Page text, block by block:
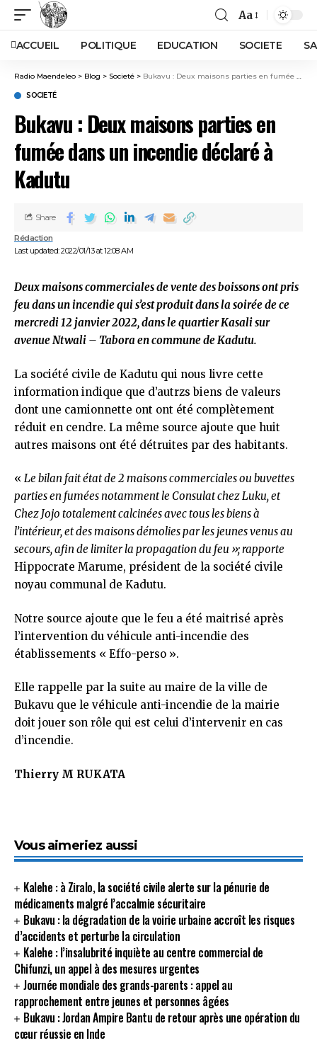
Aa
ACCUEIL POLITIQUE EDUCATION SOCIETE
Radio Maendeleo > Blog > Societé > Bukavu : Deux maisons parties en fumée dans un incendie déclaré à Kadutu
SOCIETÉ
Bukavu : Deux maisons parties en
fumée dans un incendie déclaré à
Kadutu
Last updated: 2022/01/13 at 12:08 AM
Rédaction
Share
Deux maisons commerciales de vente des boissons ont pris
feu dans un incendie qui s’est produit dans la soirée de ce
mercredi 12 janvier 2022, dans le quartier Kasali sur
avenue Ntwali – Tabora en commune de Kadutu.
La société civile de Kadutu qui nous livre cette
information indique que d’autrzs biens de valeurs
dont une camionnette ont ont été complètement
réduit en cendre. La même source ajoute que huit
autres maisons ont été détruites par des habitants.
« Le bilan fait état de 2 maisons commerciales ou buvettes
parties en fumées notamment le Consulat chez Luku, et
Chez Jojo totalement calcinées avec tous les biens à
l’intérieur, et des maisons démolies par les jeunes venus au
secours, afin de limiter la propagation du feu »; rapporte
Hippocrate Marume, président de la société civile
noyau communal de Kadutu.
Notre source ajoute que le feu a été maitrisé après
l’intervention du véhicule anti-incendie des
établissements « Effo-perso ».
Elle rappelle par la suite au maire de la ville de
Bukavu que le véhicule anti-incendie de la mairie
doit jouer son rôle qui est celui d’intervenir en cas
d’incendie.
Thierry M RUKATA
Vous aimeriez aussi
Kalehe : à Ziralo, la société civile alerte sur la pénurie de
médicaments malgré l’accalmie sécuritaire
Bukavu : la dégradation de la voirie urbaine accroît les risques
d’accidents et perturbe la circulation
Kalehe : l’insalubrité inquiète au centre commercial de
Chifunzi, un appel à des mesures urgentes
Journée mondiale des grands-parents : appel au
rapprochement entre jeunes et personnes âgées
Bukavu : Jordan Ampire Bantu de retour après une opération du
cœur réussie en Inde